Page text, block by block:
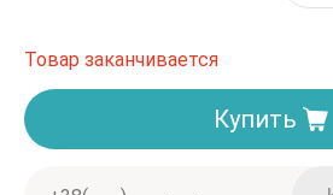
Товар заканчивается
Купить